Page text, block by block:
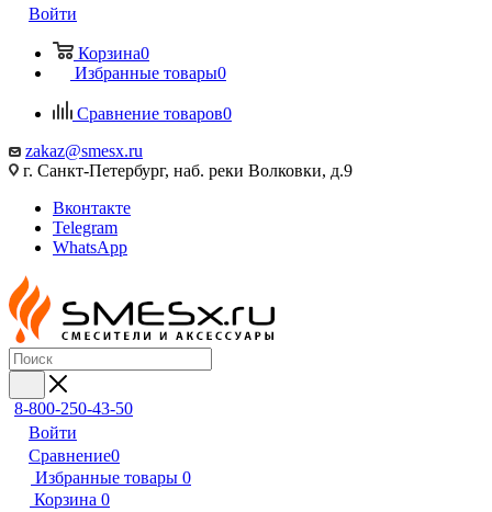
Войти
Корзина0
Избранные товары0
Сравнение товаров0
zakaz@smesx.ru
г. Санкт-Петербург, наб. реки Волковки, д.9
Вконтакте
Telegram
WhatsApp
8-800-250-43-50
Войти
Сравнение0
Избранные товары 0
Корзина 0